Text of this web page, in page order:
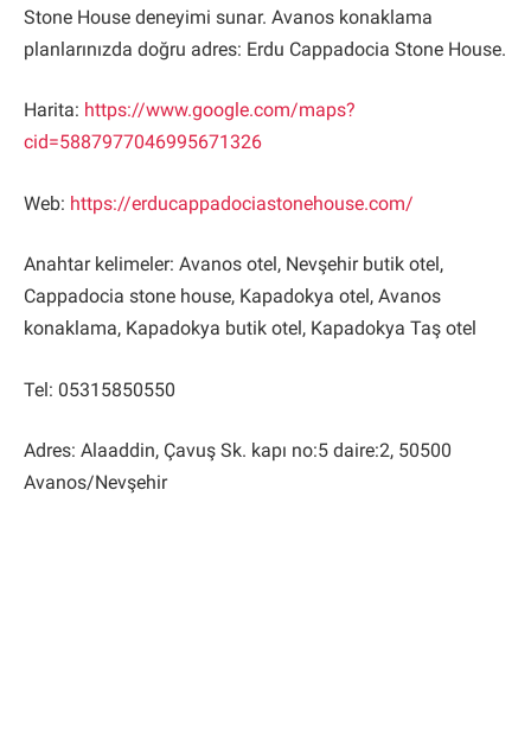
Stone House deneyimi sunar. Avanos konaklama
planlarınızda doğru adres: Erdu Cappadocia Stone House.
Harita: https://www.google.com/maps?
cid=5887977046995671326
Web: https://erducappadociastonehouse.com/
Anahtar kelimeler: Avanos otel, Nevşehir butik otel,
Cappadocia stone house, Kapadokya otel, Avanos
konaklama, Kapadokya butik otel, Kapadokya Taş otel
Tel: 05315850550
Adres: Alaaddin, Çavuş Sk. kapı no:5 daire:2, 50500
Avanos/Nevşehir